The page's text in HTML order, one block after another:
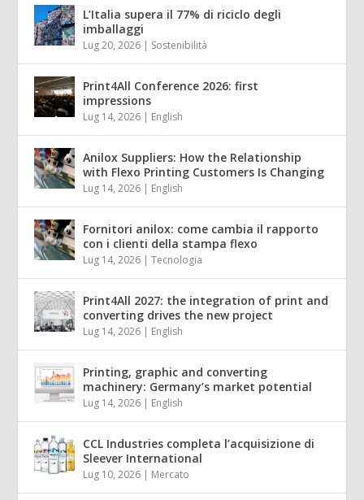
L’Italia supera il 77% di riciclo degli
imballaggi
Lug 20, 2026 | Sostenibilità
Print4All Conference 2026: first
impressions
Lug 14, 2026 | English
Anilox Suppliers: How the Relationship
with Flexo Printing Customers Is Changing
Lug 14, 2026 | English
Fornitori anilox: come cambia il rapporto
con i clienti della stampa flexo
Lug 14, 2026 |Tecnologia
Print4All 2027: the integration of print and
converting drives the new project
Lug 14, 2026 | English
Printing, graphic and converting
machinery: Germany’s market potential
Lug 14, 2026 | English
CCL Industries completa l’acquisizione di
Sleever International
Lug 10, 2026 | Mercato